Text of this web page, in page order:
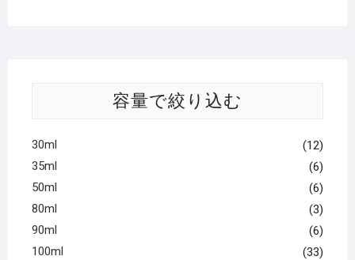
容量で絞り込む
30ml
(12)
35ml
(6)
50ml
(6)
80ml
(3)
90ml
(6)
100ml
(33)